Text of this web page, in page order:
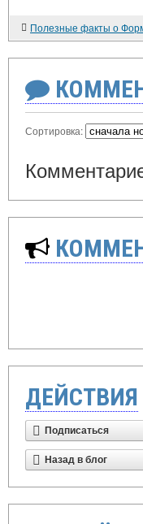
Сортировка:
ДЕЙСТВИЯ
Подписаться
Назад в блог